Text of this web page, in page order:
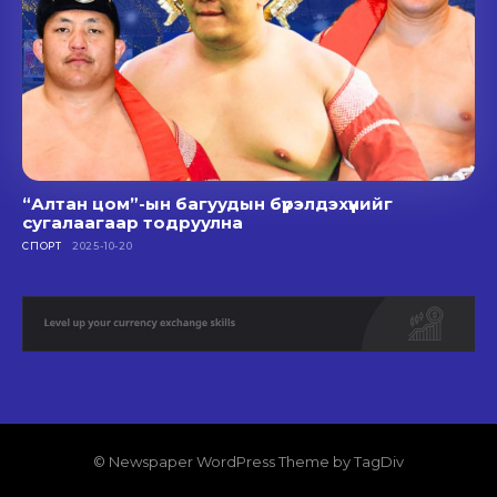
“Алтан цом”-ын багуудын бүрэлдэхүүнийг
сугалаагаар тодруулна
СПОРТ 2025-10-20
© Newspaper WordPress Theme by TagDiv